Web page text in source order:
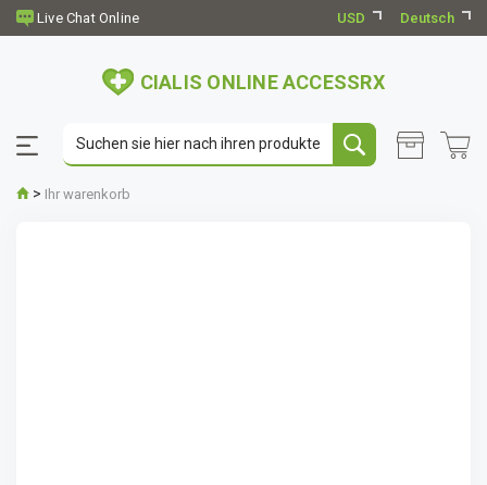
USD Deutsch
CIALIS ONLINE ACCESSRX
> Ihr warenkorb